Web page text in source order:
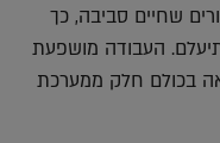
שחיים סביבה, כך
העבודה מושפעת
בכולם חלק ממערכת